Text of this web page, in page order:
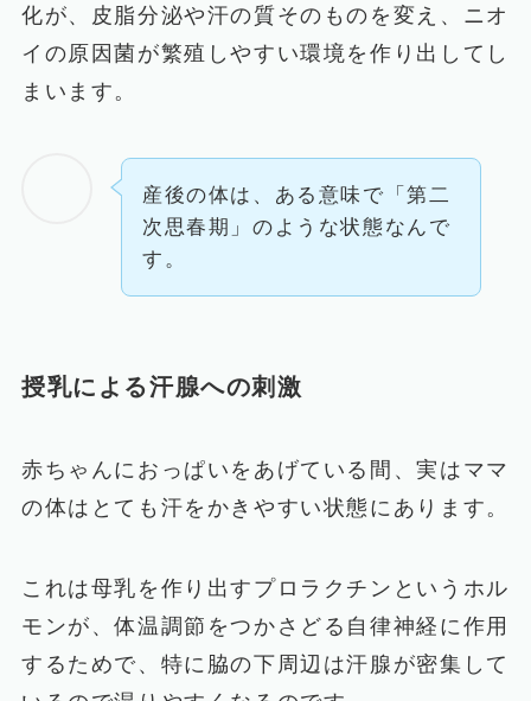
化が、皮脂分泌や汗の質そのものを変え、ニオ
イの原因菌が繁殖しやすい環境を作り出してし
まいます。
産後の体は、ある意味で「第二
次思春期」のような状態なんで
す。
授乳による汗腺への刺激
赤ちゃんにおっぱいをあげている間、実はママ
の体はとても汗をかきやすい状態にあります。
これは母乳を作り出すプロラクチンというホル
モンが、体温調節をつかさどる自律神経に作用
するためで、特に脇の下周辺は汗腺が密集して